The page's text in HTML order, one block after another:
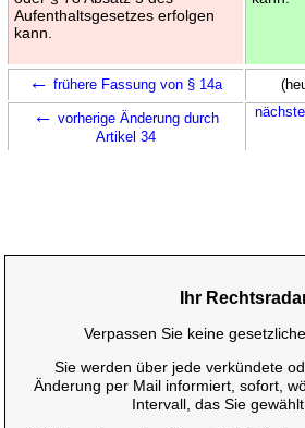
Aufenthaltsgesetzes erfolgen
kann.
← frühere Fassung von § 14a
← vorherige Änderung durch
Artikel 34
Ihr
Verpassen Sie keine
Sie werden über jede verkündete
Änderung per Mail informiert, sofort,
Intervall, das Sie gewählt